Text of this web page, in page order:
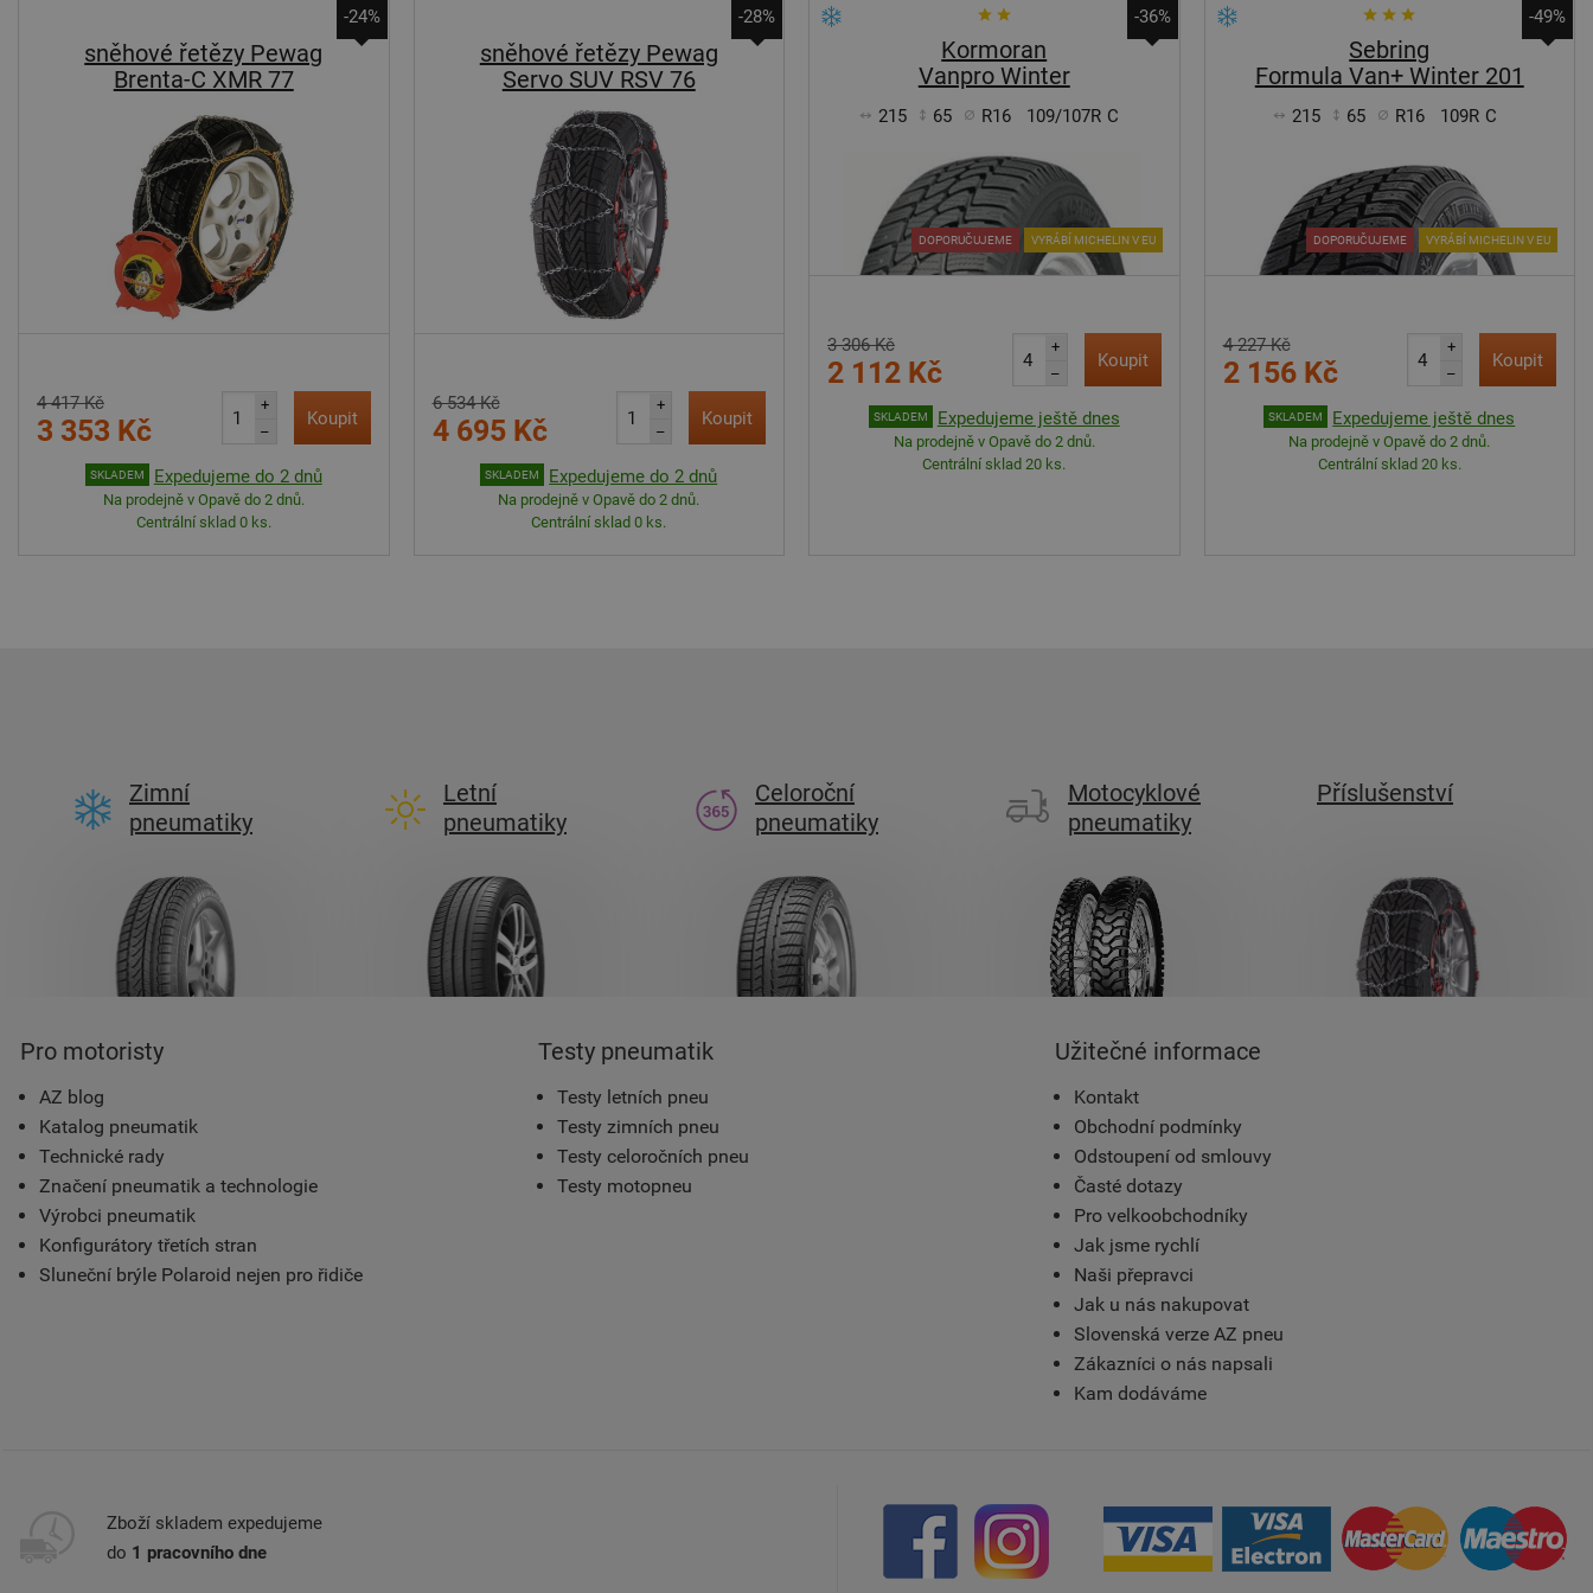
-24%
sněhové řetězy Pewag
Brenta-C XMR 77
4 417 Kč
3 353 Kč
+
–
Koupit
SKLADEM Expedujeme do 2 dnů
Na prodejně v Opavě do 2 dnů.
Centrální sklad 0 ks.
-28%
sněhové řetězy Pewag
Servo SUV RSV 76
6 534 Kč
4 695 Kč
+
–
Koupit
SKLADEM Expedujeme do 2 dnů
Na prodejně v Opavě do 2 dnů.
Centrální sklad 0 ks.
-36%
Kormoran
Vanpro Winter
215 65 R16 109/107R C
DOPORUČUJEME VYRÁBÍ MICHELIN V EU
3 306 Kč
2 112 Kč
+
–
Koupit
SKLADEM Expedujeme ještě dnes
Na prodejně v Opavě do 2 dnů.
Centrální sklad 20 ks.
-49%
Sebring
Formula Van+ Winter 201
215 65 R16 109R C
DOPORUČUJEME VYRÁBÍ MICHELIN V EU
4 227 Kč
2 156 Kč
+
–
Koupit
SKLADEM Expedujeme ještě dnes
Na prodejně v Opavě do 2 dnů.
Centrální sklad 20 ks.
Zimní
pneumatiky
Letní
pneumatiky
Celoroční
pneumatiky
Motocyklové
pneumatiky
Příslušenství
Pro motoristy
AZ blog
Katalog pneumatik
Technické rady
Značení pneumatik a technologie
Výrobci pneumatik
Konfigurátory třetích stran
Sluneční brýle Polaroid nejen pro řidiče
Testy pneumatik
Testy letních pneu
Testy zimních pneu
Testy celoročních pneu
Testy motopneu
Užitečné informace
Kontakt
Obchodní podmínky
Odstoupení od smlouvy
Časté dotazy
Pro velkoobchodníky
Jak jsme rychlí
Naši přepravci
Jak u nás nakupovat
Slovenská verze AZ pneu
Zákazníci o nás napsali
Kam dodáváme
Zboží skladem expedujeme
do 1 pracovního dne